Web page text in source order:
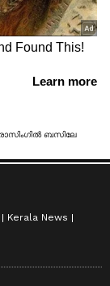
Kerala News